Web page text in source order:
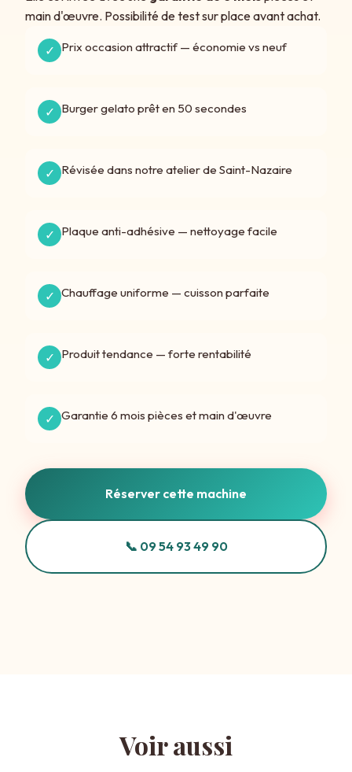
main d'œuvre. Possibilité de test sur place avant achat.
✓ Prix occasion attractif — économie vs neuf
✓ Burger gelato prêt en 50 secondes
✓ Révisée dans notre atelier de Saint-Nazaire
✓ Plaque anti-adhésive — nettoyage facile
✓ Chauffage uniforme — cuisson parfaite
✓ Produit tendance — forte rentabilité
✓ Garantie 6 mois pièces et main d'œuvre
Réserver cette machine
📞 09 54 93 49 90
Voir aussi